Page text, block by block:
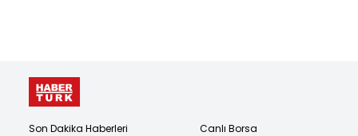
Son Dakika Haberleri
Canlı Borsa